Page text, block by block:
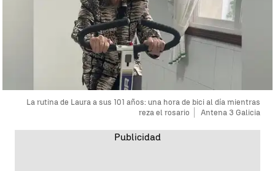
La rutina de Laura a sus 101 años: una hora de bici al día mientras
reza el rosario
Antena 3 Galicia